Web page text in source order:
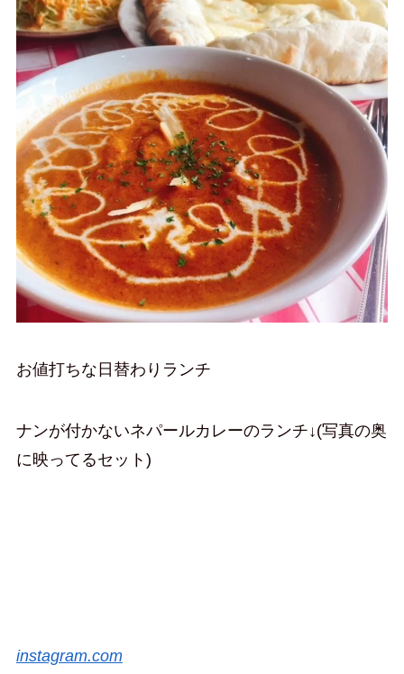
お値打ちな日替わりランチ
ナンが付かないネパールカレーのランチ↓(写真の奥
に映ってるセット)
instagram.com